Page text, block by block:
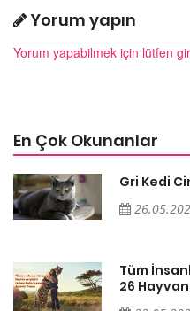
Yorum yapın
Yorum yapabilmek için lütfen
En Çok Okunanlar
Gri Kedi
Tüm
26